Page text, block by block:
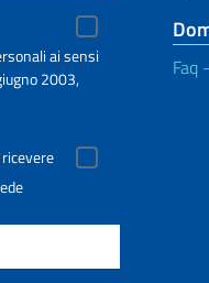
ai sensi
2003,
Faq